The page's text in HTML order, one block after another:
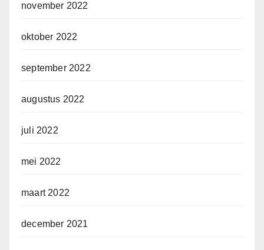
november 2022
oktober 2022
september 2022
augustus 2022
juli 2022
mei 2022
maart 2022
december 2021